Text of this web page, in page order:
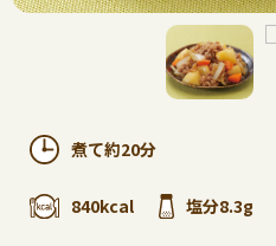
煮て約20分
840kcal 塩分8.3g